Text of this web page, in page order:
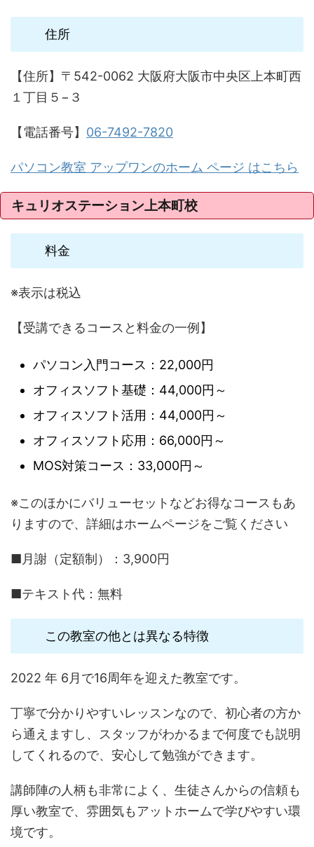
住所
【住所】〒542-0062 大阪府大阪市中央区上本町西
１丁目５−３
【電話番号】 06-7492-7820
パソコン教室 アップワンのホーム ページ はこちら
キュリオステーション上本町校
料金
※表示は税込
【受講できるコースと料金の一例】
パソコン入門コース：22,000円
オフィスソフト基礎：44,000円～
オフィスソフト活用：44,000円～
オフィスソフト応用：66,000円～
MOS対策コース：33,000円～
※このほかにバリューセットなどお得なコースもあ
りますので、詳細はホームページをご覧ください
■月謝（定額制）：3,900円
■テキスト代：無料
この教室の他とは異なる特徴
2022 年 6月で16周年を迎えた教室です。
丁寧で分かりやすいレッスンなので、初心者の方か
ら通えますし、スタッフがわかるまで何度でも説明
してくれるので、安心して勉強ができます。
講師陣の人柄も非常によく、生徒さんからの信頼も
厚い教室で、雰囲気もアットホームで学びやすい環
境です。